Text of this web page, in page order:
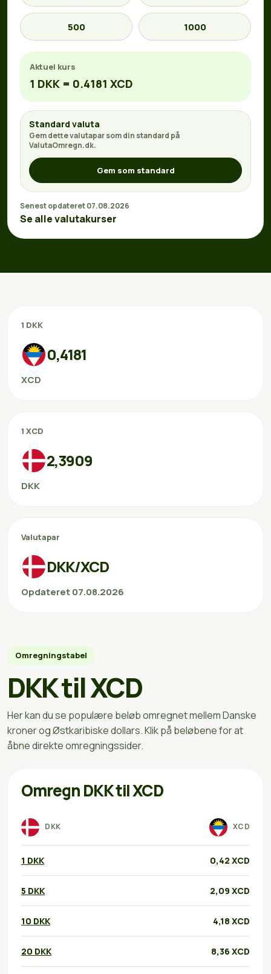
500 1000
Aktuel kurs
1 DKK = 0.4181 XCD
Standard valuta
Gem dette valutapar som din standard på
ValutaOmregn.dk.
Gem som standard
Senest opdateret 07.08.2026
Se alle valutakurser
1 DKK
0,4181
XCD
1 XCD
2,3909
DKK
Valutapar
DKK/XCD
Opdateret 07.08.2026
Omregningstabel
DKK til XCD
Her kan du se populære beløb omregnet mellem Danske
kroner og Østkaribiske dollars. Klik på beløbene for at
åbne direkte omregningssider.
Omregn DKK til XCD
DKK XCD
1 DKK 0,42 XCD
5 DKK 2,09 XCD
10 DKK 4,18 XCD
20 DKK 8,36 XCD